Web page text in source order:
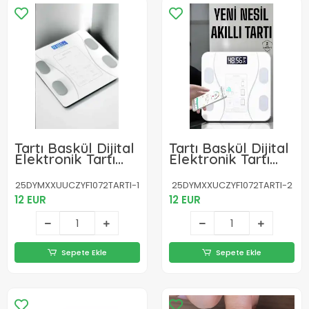
Tartı Baskül Dijital
Elektronik Tartı
Vücut Analiz Wifi
Akıllı Yağ Ölçer
25DYMXXUUCZYF1072TARTI-1
12 EUR
Sepete Ekle
Tartı Baskül Dijital
Elektronik Tartı
Vücut Analiz Wifi
Akıllı Yağ Ölçer
25DYMXXUCZYF1072TARTI-2
12 EUR
Sepete Ekle